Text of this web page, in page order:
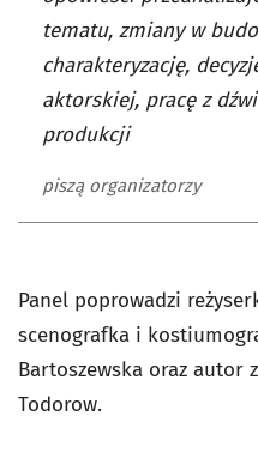
tematu, zmiany w
charakteryzację,
aktorskiej, pracę z
produkcji
piszą organizatorzy
Panel poprowadzi
scenografka i
Bartoszewska oraz autor
Todorow.